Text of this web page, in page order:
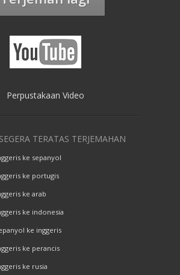
Perpustakaan Video
TERATAS TERJEMAHAN
ke sepanyol
ke portugis
ke arab
ke indonesia
ke inggeris
ke perancis
ke rusia